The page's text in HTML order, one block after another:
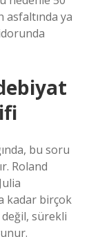
asfaltında ya
bu soru
Roland
kadar birçok
sürekli